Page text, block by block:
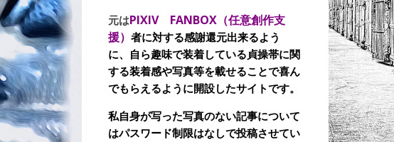
元はPIXIV FANBOX（任意創作支
援） 者に対する感謝還元出来るよう
に、自ら趣味で装着している貞操帯に関
する装着感や写真等を載せることで喜ん
でもらえるように開設したサイトです。
私自身が写った写真のない記事について
はパスワード制限はなしで投稿させてい